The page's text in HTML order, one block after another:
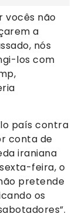
vocês não
a
nós
los com
país contra
conta de
iraniana
feira, o
pretende
os